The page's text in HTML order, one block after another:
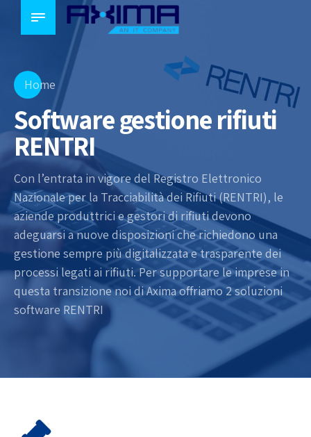
Home
Software gestione rifiuti
RENTRI
Con l’entrata in vigore del Registro Elettronico
Nazionale per la Tracciabilità dei Rifiuti (RENTRI), le
aziende produttrici e gestori di rifiuti devono
adeguarsi a nuove disposizioni che richiedono una
gestione sempre più digitalizzata e trasparente dei
processi legati ai rifiuti. Per supportare le imprese in
questa transizione noi di Axima offriamo 2 soluzioni
software RENTRI